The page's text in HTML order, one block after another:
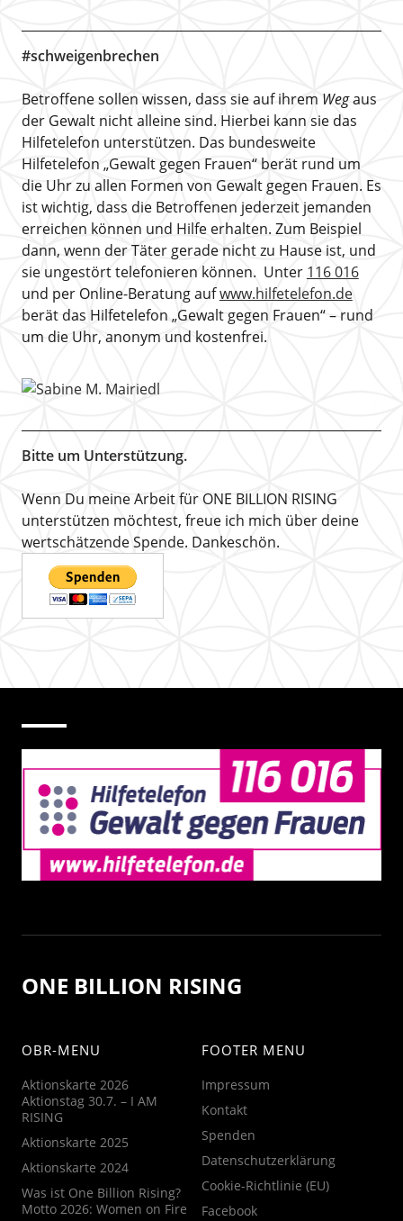
#schweigenbrechen
Betroffene sollen wissen, dass sie auf ihrem Wegaus
der Gewalt nicht alleine sind. Hierbei kann sie das
Hilfetelefon unterstützen. Das bundesweite
Hilfetelefon „Gewalt gegen Frauen“ berät rund um
die Uhr zu allen Formen von Gewalt gegen Frauen. Es
ist wichtig, dass die Betroffenen jederzeit jemanden
erreichen können und Hilfe erhalten. Zum Beispiel
dann, wenn der Täter gerade nicht zu Hause ist, und
sie ungestört telefonieren können. Unter 116 016
und per Online-Beratung aufwww.hilfetelefon.de
berät das Hilfetelefon „Gewalt gegen Frauen“ – rund
um die Uhr, anonym und kostenfrei.
Bitte um Unterstützung.
Wenn Du meine Arbeit für ONE BILLION RISING
unterstützen möchtest, freue ich mich über deine
wertschätzende Spende. Dankeschön.
ONE BILLION RISING
OBR-MENU
Aktionskarte 2026
Aktionstag 30.7. – I AM
RISING
Aktionskarte 2025
Aktionskarte 2024
Was ist One Billion Rising?
Motto 2026: Women on Fire
FOOTER MENU
Impressum
Kontakt
Spenden
Datenschutzerklärung
Cookie-Richtlinie (EU)
Facebook